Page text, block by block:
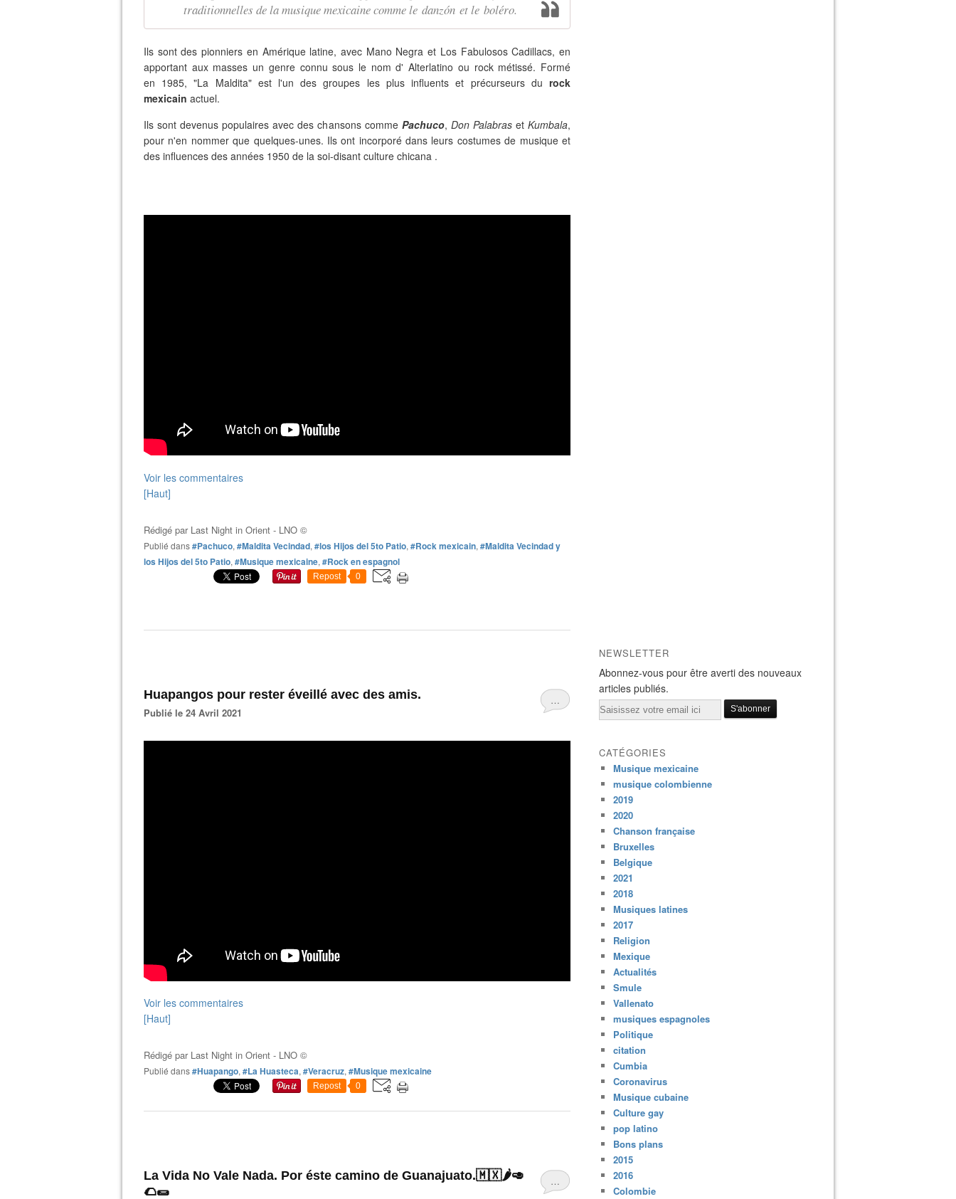
traditionnelles de la musique mexicaine comme le danzón et le boléro.
Ils sont des pionniers en Amérique latine, avec Mano Negra et Los Fabulosos Cadillacs, en
apportant aux masses un genre connu sous le nom d' Alterlatino ou rock métissé. Formé
en 1985, "La Maldita" est l'un des groupes les plus influents et précurseurs du rock
mexicain actuel.
Ils sont devenus populaires avec des chansons comme Pachuco, Don PalabrasetKumbala,
pour n'en nommer que quelques-unes. Ils ont incorporé dans leurs costumes de musique et
des influences des années 1950 de la soi-disant culture chicana .
Voir les commentaires
[Haut]
Rédigé par Last Night in Orient - LNO ©
Publié dans#Pachuco, #Maldita Vecindad, #los Hijos del 5to Patio, #Rock mexicain, #Maldita Vecindad y
los Hijos del 5to Patio, #Musique mexicaine, #Rock en espagnol
Repost 0
…
Huapangos pour rester éveillé avec des amis.
Publié le 24 Avril 2021
Voir les commentaires
[Haut]
Rédigé par Last Night in Orient - LNO ©
Publié dans#Huapango, #La Huasteca, #Veracruz, #Musique mexicaine
Repost 0
…
La Vida No Vale Nada. Por éste camino de Guanajuato.🇲🇽🌶️🥑
🌮🌯
NEWSLETTER
Abonnez-vous pour être averti des nouveaux
articles publiés.
Email
CATÉGORIES
Musique mexicaine
musique colombienne
2019
2020
Chanson française
Bruxelles
Belgique
2021
2018
Musiques latines
2017
Religion
Mexique
Actualités
Smule
Vallenato
musiques espagnoles
Politique
citation
Cumbia
Coronavirus
Musique cubaine
Culture gay
pop latino
Bons plans
2015
2016
Colombie